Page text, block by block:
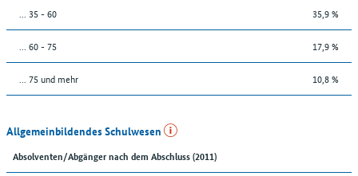
... 35 - 60 35,9 %
... 60 - 75 17,9 %
... 75 und mehr 10,8 %
Allgemeinbildendes Schulwesen
Absolventen/Abgänger nach dem Abschluss (2011)